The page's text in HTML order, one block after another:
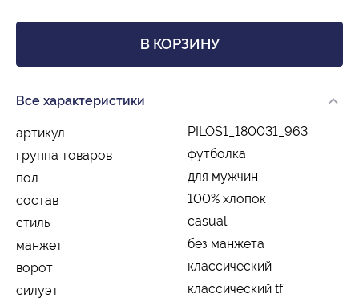
В КОРЗИНУ
Все характеристики
артикул
PILOS1_180031_963
группа товаров
футболка
пол
для мужчин
состав
100% хлопок
стиль
casual
манжет
без манжета
ворот
классический
силуэт
классический tf